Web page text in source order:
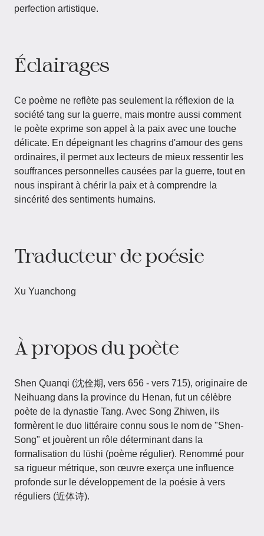
perfection artistique.
Éclairages
Ce poème ne reflète pas seulement la réflexion de la
société tang sur la guerre, mais montre aussi comment
le poète exprime son appel à la paix avec une touche
délicate. En dépeignant les chagrins d'amour des gens
ordinaires, il permet aux lecteurs de mieux ressentir les
souffrances personnelles causées par la guerre, tout en
nous inspirant à chérir la paix et à comprendre la
sincérité des sentiments humains.
Traducteur de poésie
Xu Yuanchong
À propos du poète
Shen Quanqi​​ (沈佺期, vers 656 - vers 715), originaire de
Neihuang dans la province du Henan, fut un célèbre
poète de la dynastie Tang. Avec Song Zhiwen, ils
formèrent le duo littéraire connu sous le nom de "Shen-
Song" et jouèrent un rôle déterminant dans la
formalisation du lüshi (poème régulier). Renommé pour
sa rigueur métrique, son œuvre exerça une influence
profonde sur le développement de la poésie à vers
réguliers (近体诗).